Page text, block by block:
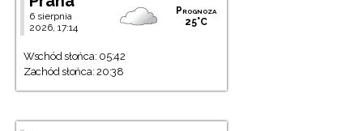
6 sierpnia
2026, 17:14
Prognoza
25°C
Wschód słońca: 05:42
Zachód słońca: 20:38